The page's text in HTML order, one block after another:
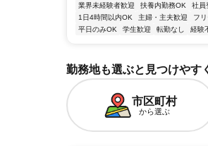
業界未経験者歓迎 扶養内勤務OK 社員
1日4時間以内OK
主婦・主夫歓迎 フ
平日のみOK
学生歓迎 転勤なし 経験
勤務地も選ぶと見つけやす
市区町村
から選ぶ